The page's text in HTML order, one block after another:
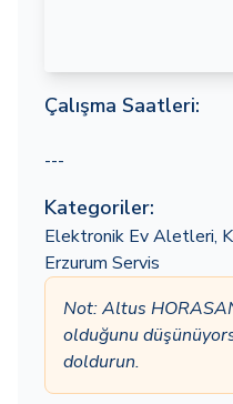
Çalışma Saatleri:
---
Kategoriler:
Elektronik Ev Aletleri,
Erzurum Servis
Not: Altus
olduğunu
doldurun.